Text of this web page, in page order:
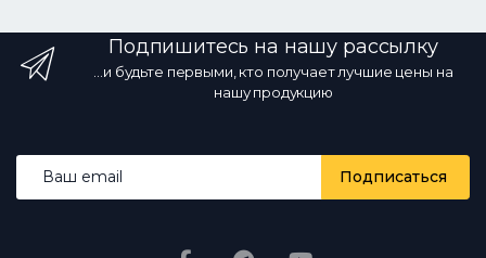
elementy">Кованые элементыЗавитки·
Пики
Розеты
Весь каталог
"s 12px;">Как заказать?
по телефону ☎ 068 700 10 13 — менеджер
подтвердит наличие.
Есть ли опт?Да,
оптовые цены от производителя со
почтой и другими службами по всей
Подпишитесь на нашу рассылку
...и будьте первыми, кто получает лучшие цены на
нашу продукцию
Подписаться